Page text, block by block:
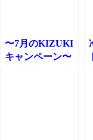
〜7月のKIZUKI
キャンペーン〜